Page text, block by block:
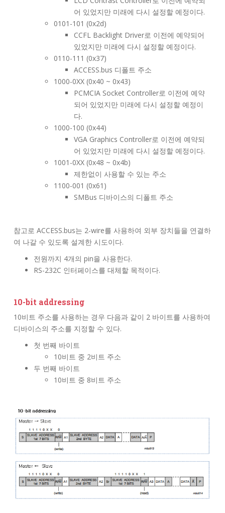
어 있었지만 미래에 다시 설정할 예정이다.
0101-101 (0x2d)
CCFL Backlight Driver로 이전에 예약되어
있었지만 미래에 다시 설정할 예정이다.
0110-111 (0x37)
ACCESS.bus 디폴트 주소
1000-0XX (0x40 ~ 0x43)
PCMCIA Socket Controller로 이전에 예약
되어 있었지만 미래에 다시 설정할 예정이
다.
1000-100 (0x44)
VGA Graphics Controller로 이전에 예약되
어 있었지만 미래에 다시 설정할 예정이다.
1001-0XX (0x48 ~ 0x4b)
제한없이 사용할 수 있는 주소
1100-001 (0x61)
SMBus 디바이스의 디폴트 주소
참고로 ACCESS.bus는 2-wire를 사용하여 외부 장치들을 연결하
여 나갈 수 있도록 설계한 시도이다.
전원까지 4개의 pin을 사용한다.
RS-232C 인터페이스를 대체할 목적이다.
10-bit addressing
10비트 주소를 사용하는 경우 다음과 같이 2 바이트를 사용하여
디바이스의 주소를 지정할 수 있다.
첫 번째 바이트
10비트 중 2비트 주소
두 번째 바이트
10비트 중 8비트 주소